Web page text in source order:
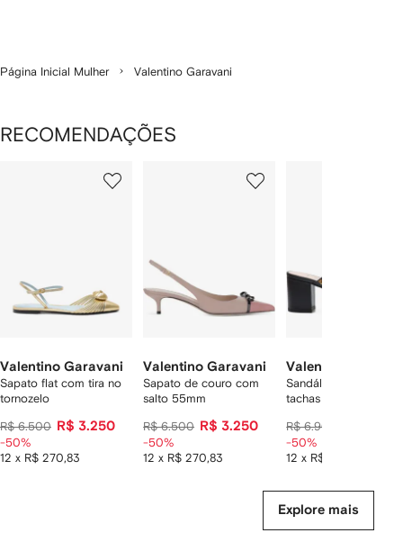
Página Inicial Mulher Valentino Garavani
RECOMENDAÇÕES
Valentino Garavani
Sapato flat com tira no
tornozelo
R$ 6.500 R$ 3.250
12 x R$ 270,83
-50%
Valentino Garavani
Sapato de couro com
salto 55mm
R$ 6.500 R$ 3.250
12 x R$ 270,83
-50%
Valentino
Sandália trançada
tachas
R$ 6.900
12 x R$ 287,50
-50%
Explore mais